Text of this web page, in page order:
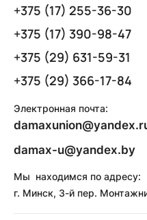
+375 (17) 255-36-30
+375 (17) 390-98-47
+375 (29) 631-59-31
+375 (29) 366-17-84
Электронная почта:
damax-u@yandex.by
Мы находимся по адресу:
г. Минск, 3-й пер.